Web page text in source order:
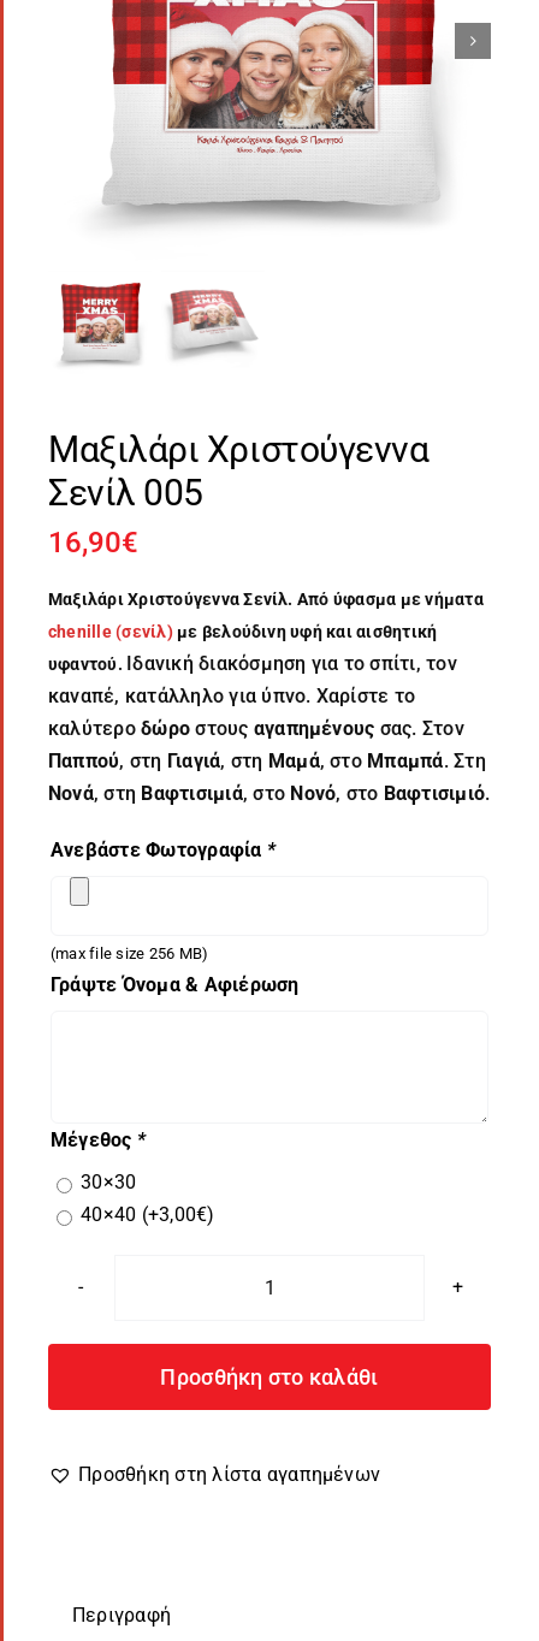
Μαξιλάρι Χριστούγεννα
Σενίλ 005
16,90€
Μαξιλάρι Χριστούγεννα Σενίλ. Από ύφασμα με νήματα
chenille (σενίλ)με βελούδινη υφή και αισθητική
υφαντού. Ιδανική διακόσμηση για το σπίτι, τον
καναπέ, κατάλληλο για ύπνο. Χαρίστε το
καλύτεροδώρο στους αγαπημένους σας. Στον
Παππού, στη Γιαγιά, στη Μαμά, στο Μπαμπά. Στη
Νονά, στη Βαφτισιμιά, στο Νονό, στο Βαφτισιμιό.
Ανεβάστε Φωτογραφία *
(max file size 256 MB)
Γράψτε Όνομα & Αφιέρωση
Μέγεθος *
30×30
40×40 (+3,00€)
Μαξιλάρι
Προσθήκη στο καλάθι
Προσθήκη στη λίστα αγαπημένων
Περιγραφή